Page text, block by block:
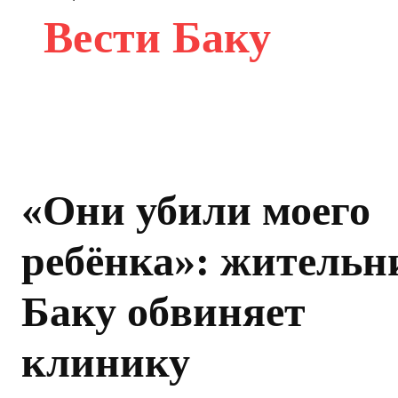
Вести Баку
«Они убили моего
ребёнка»:
Баку обвиняет
клинику